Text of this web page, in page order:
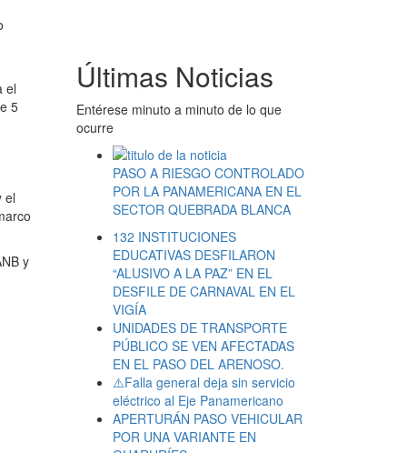
el
5
el
y
Últimas Noticias
Entérese minuto a minuto de lo que
ocurre
PASO A RIESGO CONTROLADO
POR LA PANAMERICANA EN EL
SECTOR QUEBRADA BLANCA
132 INSTITUCIONES
EDUCATIVAS DESFILARON
“ALUSIVO A LA PAZ” EN EL
DESFILE DE CARNAVAL EN EL
VIGÍA
UNIDADES DE TRANSPORTE
PÚBLICO SE VEN AFECTADAS
EN EL PASO DEL ARENOSO.
⚠️Falla general deja sin servicio
eléctrico al Eje Panamericano
APERTURÁN PASO VEHICULAR
POR UNA VARIANTE EN